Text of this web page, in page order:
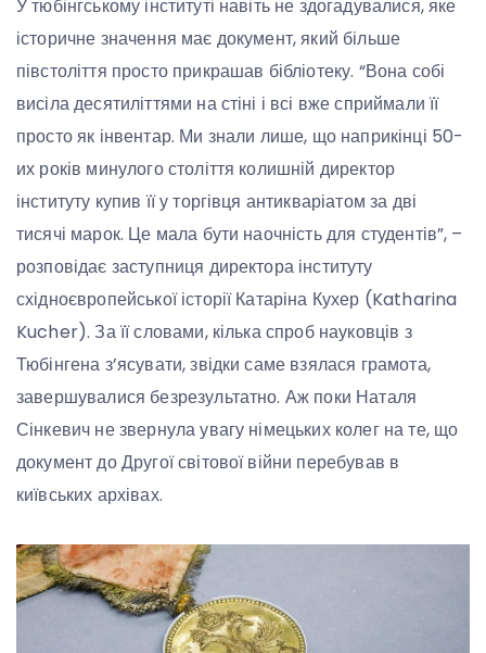
У тюбінгському інституті навіть не здогадувалися, яке
історичне значення має документ, який більше
півстоліття просто прикрашав бібліотеку. “Вона собі
висіла десятиліттями на стіні і всі вже сприймали її
просто як інвентар. Ми знали лише, що наприкінці 50-
их років минулого століття колишній директор
інституту купив її у торгівця антикваріатом за дві
тисячі марок. Це мала бути наочність для студентів”, –
розповідає заступниця директора інституту
східноєвропейської історії Катаріна Кухер (Katharina
Kucher). За її словами, кілька спроб науковців з
Тюбінгена з’ясувати, звідки саме взялася грамота,
завершувалися безрезультатно. Аж поки Наталя
Сінкевич не звернула увагу німецьких колег на те, що
документ до Другої світової війни перебував в
київських архівах.